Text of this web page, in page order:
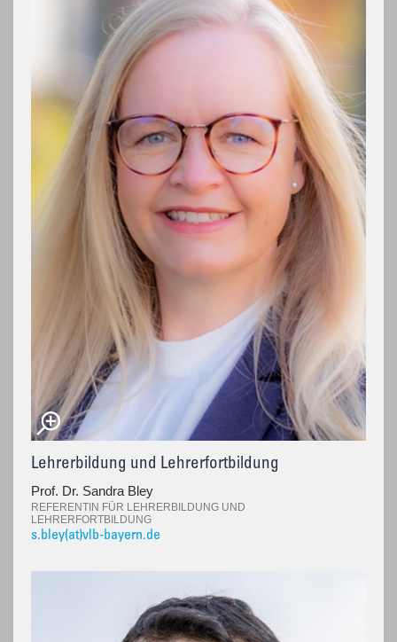
Lehrerbildung und Lehrerfortbildung
Prof. Dr. Sandra Bley
REFERENTIN FÜR LEHRERBILDUNG UND
LEHRERFORTBILDUNG
s.bley(at)vlb-bayern.de